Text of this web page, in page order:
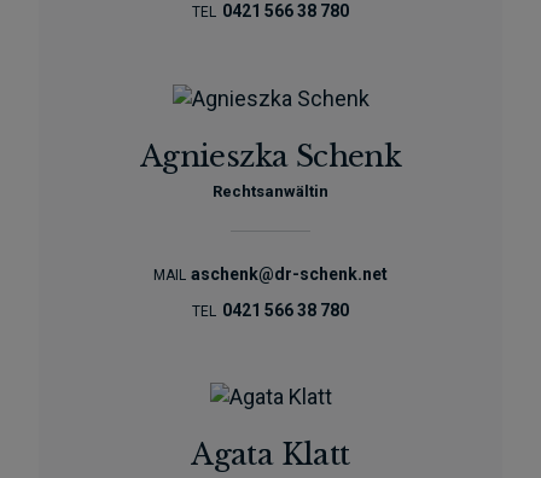
TEL 0421 566 38 780
Agnieszka Schenk
Rechtsanwältin
MAIL aschenk@dr-schenk.net
TEL 0421 566 38 780
Agata Klatt